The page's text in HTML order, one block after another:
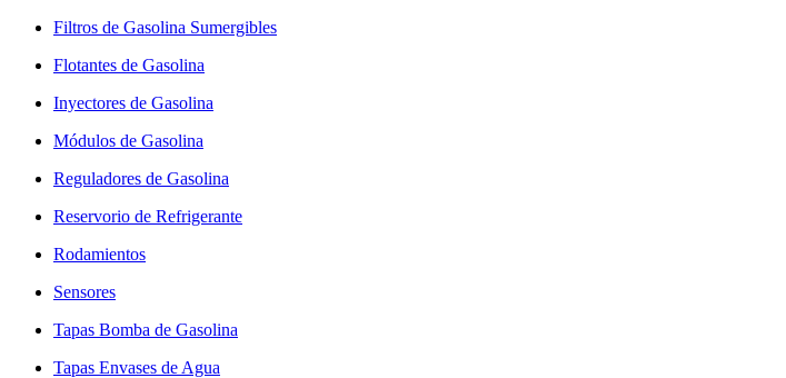
Filtros de Gasolina Sumergibles
Flotantes de Gasolina
Inyectores de Gasolina
Módulos de Gasolina
Reguladores de Gasolina
Reservorio de Refrigerante
Rodamientos
Sensores
Tapas Bomba de Gasolina
Tapas Envases de Agua